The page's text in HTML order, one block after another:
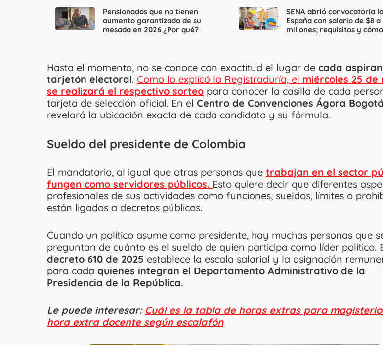
Pensionados que no tienen
aumento garantizado de su
mesada en 2026 ¿Por qué?
SENA abrió convocatoria
España con salario de $8 a
millones; requisitos y
Hasta el momento, no se conoce con exactitud el lugar de cada
tarjetón electoral. Como lo explicó la Registraduría, el miércoles 25 de
se realizará el respectivo sorteo para conocer la casilla de cada
tarjeta de selección oficial. En el Centro de Convenciones Ágora Bogotá
revelará la ubicación exacta de cada candidato y su fórmula.
Sueldo del presidente de Colombia
El mandatario, al igual que otras personas que trabajan en el sector
fungen como servidores públicos. Esto quiere decir que diferentes
profesionales de sus actividades como funciones, sueldos, límites o
están ligados a decretos públicos.
Cuando un político asume como presidente, hay muchas personas que
preguntan de cuánto es el sueldo de quien participa como líder político.
decreto 610 de 2025 establece la escala salarial y la asignación
para cada quienes integran el Departamento Administrativo de la
Presidencia de la República.
Le puede interesar: Cuál es la tabla de horas extras para
hora extra docente según escalafón